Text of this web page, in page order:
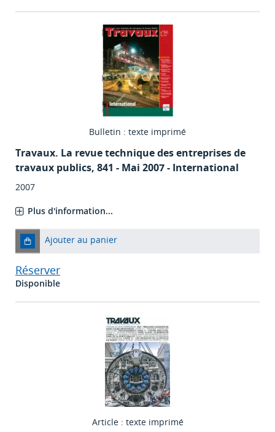
Bulletin : texte imprimé
Travaux. La revue technique des entreprises de
travaux publics, 841 - Mai 2007 - International
2007
Plus d'information...
Ajouter au panier
Réserver
Disponible
Article : texte imprimé